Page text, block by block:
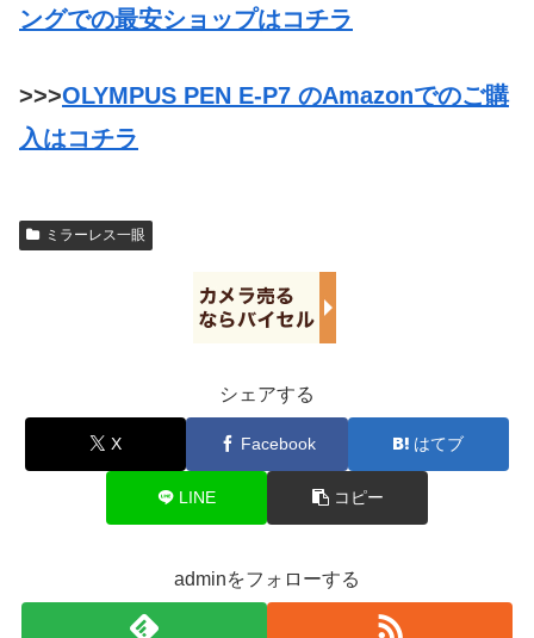
ングでの最安ショップはコチラ
>>>OLYMPUS PEN E-P7 のAmazonでのご購
入はコチラ
ミラーレス一眼
シェアする
X Facebook はてブ
LINE コピー
adminをフォローする